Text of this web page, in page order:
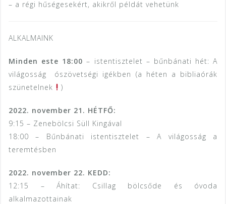
– a régi hűségesekért, akikről példát vehetünk
ALKALMAINK
Minden este 18:00– istentisztelet – bűnbánati hét: A
világosság ószövetségi igékben (a héten a bibliaórák
szünetelnek
)
2022. november 21. HÉTFŐ:
9:15 – Zenebölcsi Süll Kingával
18:00 – Bűnbánati istentisztelet – A világosság a
teremtésben
2022. november 22. KEDD:
12:15 – Áhítat: Csillag bölcsőde és óvoda
alkalmazottainak